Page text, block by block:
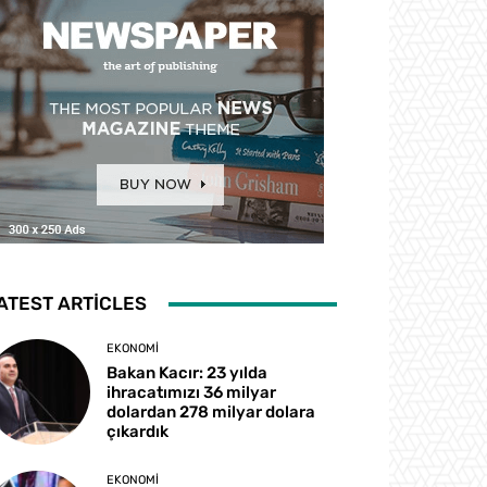
ARTICLES
EKONOMI
Bakan Kacır: 23 yılda
ihracatımızı 36 milyar
dolardan 278 milyar dolara
çıkardık
EKONOMI